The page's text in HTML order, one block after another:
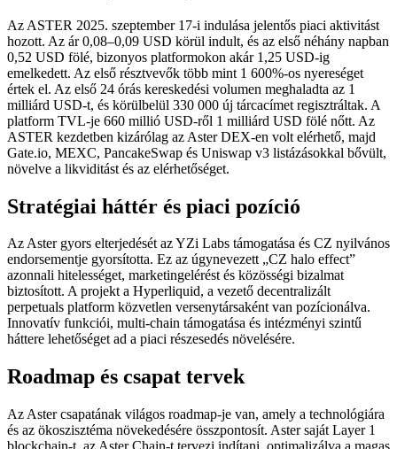
Az ASTER 2025. szeptember 17-i indulása jelentős piaci aktivitást
hozott. Az ár 0,08–0,09 USD körül indult, és az első néhány napban
0,52 USD fölé, bizonyos platformokon akár 1,25 USD-ig
emelkedett. Az első résztvevők több mint 1 600%-os nyereséget
értek el. Az első 24 órás kereskedési volumen meghaladta az 1
milliárd USD-t, és körülbelül 330 000 új tárcacímet regisztráltak. A
platform TVL-je 660 millió USD-ről 1 milliárd USD fölé nőtt. Az
ASTER kezdetben kizárólag az Aster DEX-en volt elérhető, majd
Gate.io, MEXC, PancakeSwap és Uniswap v3 listázásokkal bővült,
növelve a likviditást és az elérhetőséget.
Stratégiai háttér és piaci pozíció
Az Aster gyors elterjedését az YZi Labs támogatása és CZ nyilvános
endorsementje gyorsította. Ez az úgynevezett „CZ halo effect”
azonnali hitelességet, marketingelérést és közösségi bizalmat
biztosított. A projekt a Hyperliquid, a vezető decentralizált
perpetuals platform közvetlen versenytársaként van pozícionálva.
Innovatív funkciói, multi-chain támogatása és intézményi szintű
háttere lehetőséget ad a piaci részesedés növelésére.
Roadmap és csapat tervek
Az Aster csapatának világos roadmap-je van, amely a technológiára
és az ökoszisztéma növekedésére összpontosít. Aster saját Layer 1